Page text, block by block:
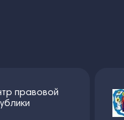
правовой